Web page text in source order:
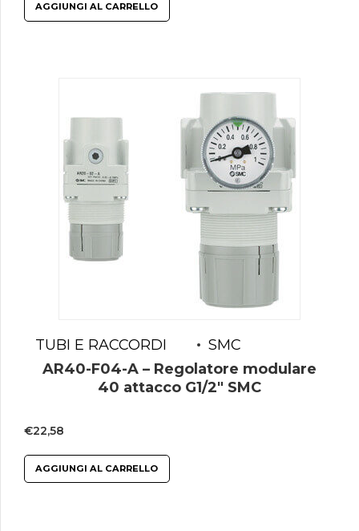
AGGIUNGI AL CARRELLO
TUBI E RACCORDI
SMC
AR40-F04-A – Regolatore modulare
40 attacco G1/2″ SMC
€22,58
AGGIUNGI AL CARRELLO